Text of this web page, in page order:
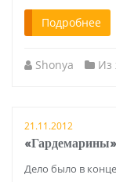
Подробнее
Shonya Из
21.11.2012
Дело было в